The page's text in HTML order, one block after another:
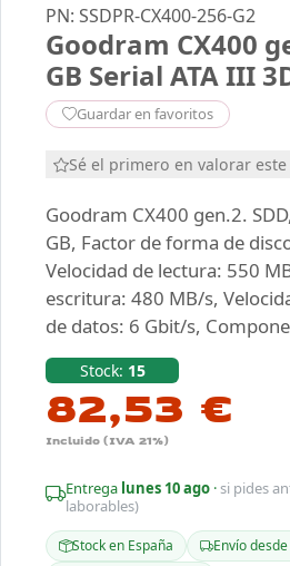
PN: SSDPR-CX400-256-G2
Goodram CX400
GB Serial ATA III
Guardar en favoritos
Sé el primero en valorar
Goodram CX400 gen.2.
GB, Factor de forma de
Velocidad de lectura: 550
escritura: 480 MB/s,
de datos: 6 Gbit/s,
Stock: 15
82,53 €
Incluido (IVA 21%)
Entrega lunes 10 ago ·si pides
laborables)
Stock en España
Envío